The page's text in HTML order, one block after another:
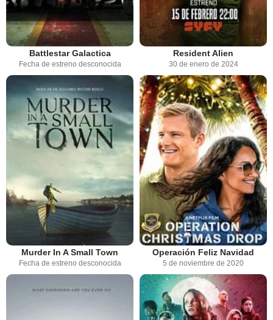
Battlestar Galactica
Fecha de estreno desconocida
Resident Alien
30 de enero de 2024
Murder In A Small Town
Fecha de estreno desconocida
Operación Feliz Navidad
5 de noviembre de 2020